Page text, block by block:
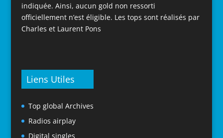
indiquée. Ainsi, aucun gold non ressorti
officiellement n’est éligible. Les tops sont réalisés par
Charles et Laurent Pons
Liens Utiles
Top global Archives
Radios airplay
Digital singles